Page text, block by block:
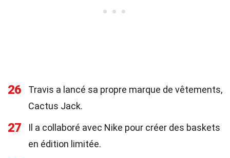
26
Travis a lancé sa propre marque de vêtements,
Cactus Jack.
27
Il a collaboré avec Nike pour créer des baskets
en édition limitée.